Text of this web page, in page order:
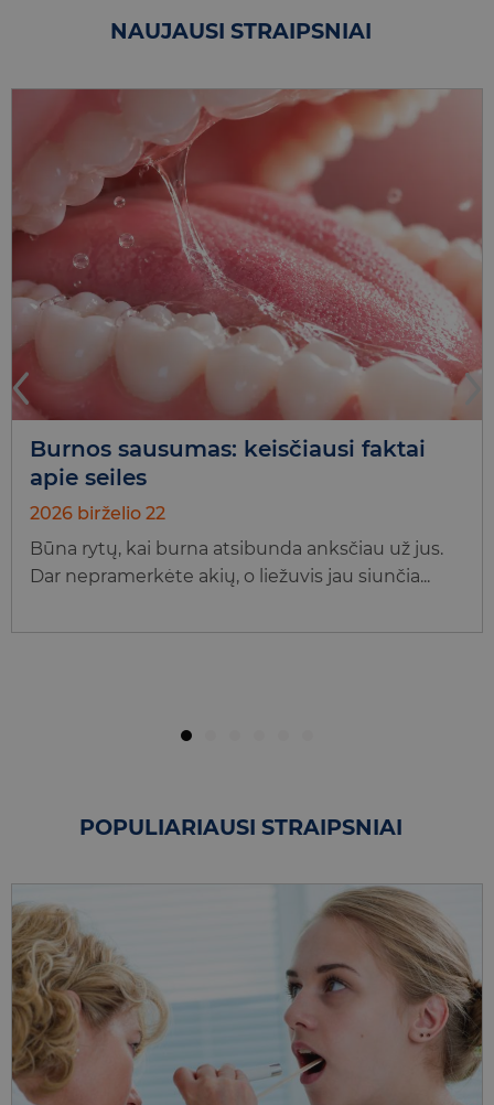
NAUJAUSI STRAIPSNIAI
Burnos sausumas: keisčiausi faktai
apie seiles
2026 birželio 22
Būna rytų, kai burna atsibunda anksčiau už jus.
Dar nepramerkėte akių, o liežuvis jau siunčia...
POPULIARIAUSI STRAIPSNIAI